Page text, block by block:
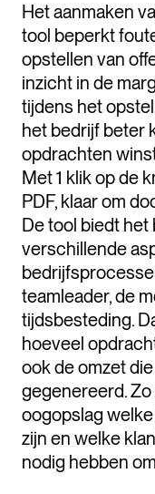
Het aanmaken
tool beperkt
opstellen van
inzicht in de
tijdens het
het bedrijf beter
opdrachten
Met 1 klik op de
PDF, klaar om
De tool biedt het
verschillende
teamleader, de
tijdsbesteding.
hoeveel
ook de omzet
gegenereerd.
oogopslag
zijn en welke
nodig hebben